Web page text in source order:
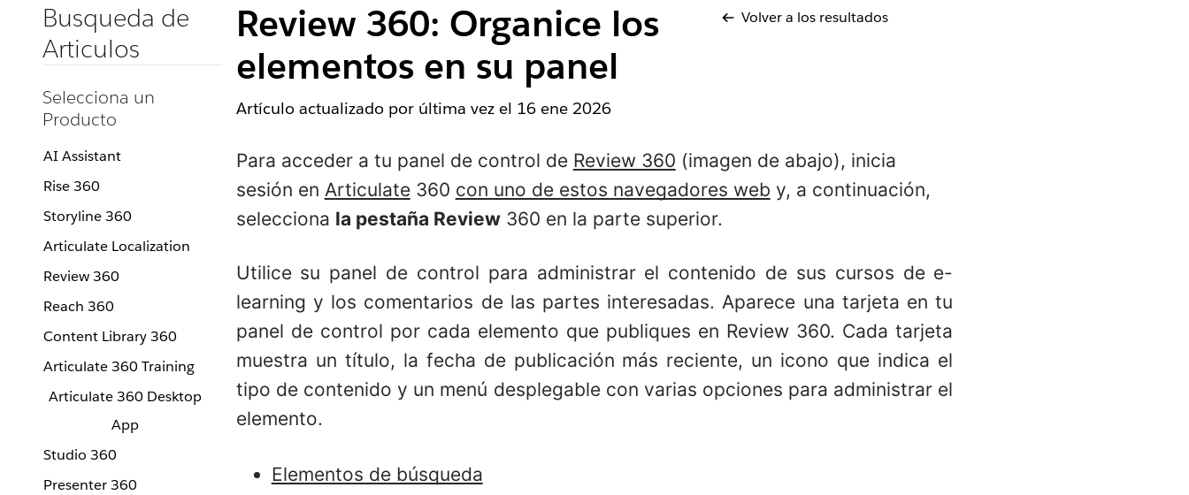
Busqueda de
Articulos
Selecciona un
Producto
AI Assistant
Rise 360
Storyline 360
Articulate Localization
Review 360
Reach 360
Content Library 360
Articulate 360 Training
Articulate 360 Desktop
App
Studio 360
Presenter 360
Review 360: Organice los
elementos en su panel
Volver a los resultados
Artículo actualizado por última vez el 16 ene 2026
Para acceder a tu panel de control de Review 360 (imagen de abajo), inicia
sesión en Articulate360 con uno de estos navegadores web y, a continuación,
selecciona la pestaña Review360 en la parte superior.
Utilice su panel de control para administrar el contenido de sus cursos de e-
learning y los comentarios de las partes interesadas. Aparece una tarjeta en tu
panel de control por cada elemento que publiques en Review 360. Cada tarjeta
muestra un título, la fecha de publicación más reciente, un icono que indica el
tipo de contenido y un menú desplegable con varias opciones para administrar el
elemento.
Elementos de búsqueda